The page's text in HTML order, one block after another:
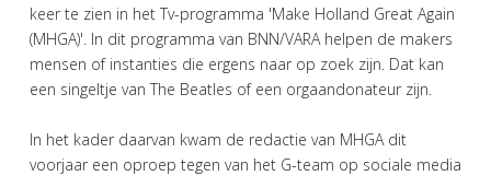
keer te zien in het Tv-programma 'Make Holland Great Again
(MHGA)'. In dit programma van BNN/VARA helpen de makers
mensen of instanties die ergens naar op zoek zijn. Dat kan
een singeltje van The Beatles of een orgaandonateur zijn.
In het kader daarvan kwam de redactie van MHGA dit
voorjaar een oproep tegen van het G-team op sociale media